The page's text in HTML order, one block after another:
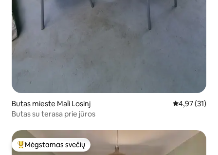
Butas mieste Mali Losinj Vidutinis
4,97 (31)
Butas su terasa prie jūros
Svečių mėgstamiausias
Mėgstamas svečių